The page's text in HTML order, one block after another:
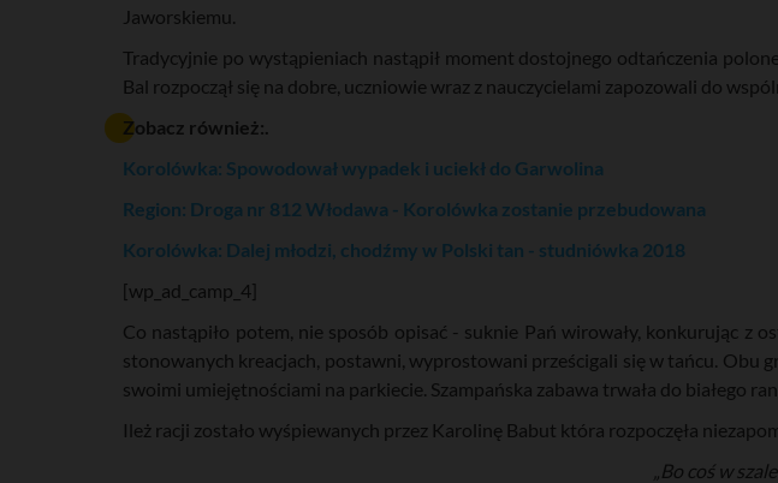
Jaworskiemu.
Tradycyjnie po wystąpieniach nastąpił moment dostojnego odtańczenia
Bal rozpoczął się na dobre, uczniowie wraz z nauczycielami zapozowali do
Zobacz również:.
Korolówka: Spowodował wypadek i uciekł do Garwolina
Region: Droga nr 812 Włodawa - Korolówka zostanie przebudowana
Korolówka: Dalej młodzi, chodźmy w Polski tan - studniówka 2018
[wp_ad_camp_4]
Co nastąpiło potem, nie sposób opisać - suknie Pań wirowały, konkurując z
stonowanych kreacjach, postawni, wyprostowani prześcigali się w tańcu. Obu
swoimi umiejętnościami na parkiecie. Szampańska zabawa trwała do białego
Ileż racji zostało wyśpiewanych przez Karolinę Babut która rozpoczęła
„Bo coś w